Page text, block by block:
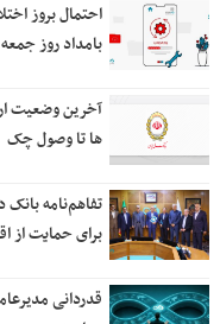
احتمال بروز
بامداد روز جمعه ۲۶
آخرین وضعیت
ها تا وصول چک
تفاهم‌نامه
برای حمایت از
قدردانی